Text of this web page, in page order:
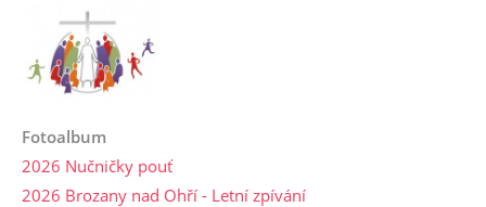
Fotoalbum
2026 Nučničky pouť
2026 Brozany nad Ohří - Letní zpívání